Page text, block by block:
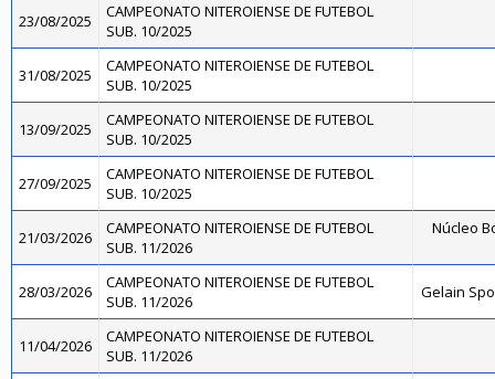
23/08/2025
CAMPEONATO NITEROIENSE DE FUTEBOL
SUB. 10/2025
31/08/2025
CAMPEONATO NITEROIENSE DE FUTEBOL
SUB. 10/2025
13/09/2025
CAMPEONATO NITEROIENSE DE FUTEBOL
SUB. 10/2025
27/09/2025
CAMPEONATO NITEROIENSE DE FUTEBOL
SUB. 10/2025
21/03/2026
CAMPEONATO NITEROIENSE DE FUTEBOL
SUB. 11/2026
Núcleo
28/03/2026
CAMPEONATO NITEROIENSE DE FUTEBOL
SUB. 11/2026
Gelain
11/04/2026
CAMPEONATO NITEROIENSE DE FUTEBOL
SUB. 11/2026